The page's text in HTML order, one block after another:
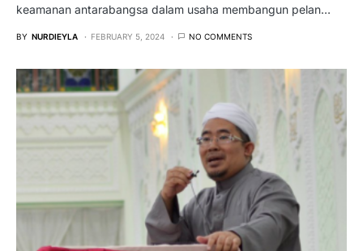
keamanan antarabangsa dalam usaha membangun pelan…
BY NURDIEYLA FEBRUARY 5, 2024 NO COMMENTS